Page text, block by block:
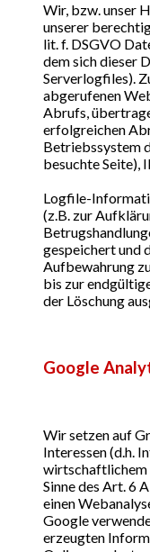
Wir, bzw. unser
unserer
lit. f. DSGVO
dem sich dieser
Serverlogfiles).
abgerufenen
Abrufs,
erfolgreichen
Betriebssystem
besuchte Seite),
Logfile-
(z.B. zur
gespeichert und
Aufbewahrung
bis zur
der Löschung
Google
Wir setzen auf
Interessen (d.h.
wirtschaftlichem
Sinne des Art. 6
einen
Google
erzeugten